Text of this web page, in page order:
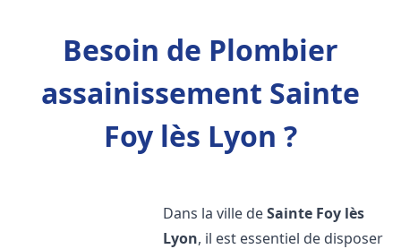
Besoin de Plombier
assainissement Sainte
Foy lès Lyon ?
Dans la ville deSainte Foy lès
Lyon, il est essentiel de disposer